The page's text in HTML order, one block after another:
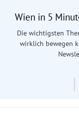
Wien in 5
Die wichtigsten
wirklich bewegen